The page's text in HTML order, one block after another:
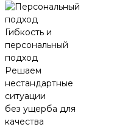
Гибкость и
персональный
подход
Решаем
нестандартные
ситуации
без ущерба для
качества